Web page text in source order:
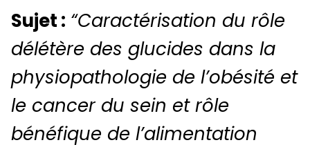
Sujet : “Caractérisation du rôle
délétère des glucides dans la
physiopathologie de l’obésité et
le cancer du sein et rôle
bénéfique de l’alimentation